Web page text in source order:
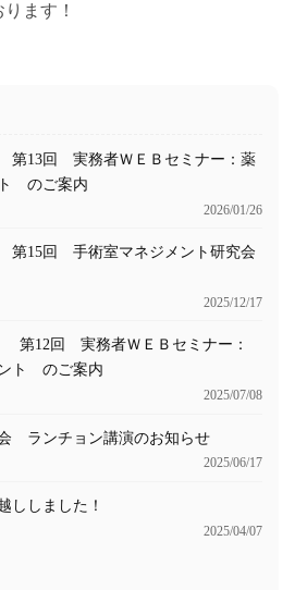
ます！
第13回 実務者ＷＥＢセミナー：薬
のご案内
2026/01/26
第15回 手術室マネジメント研究会
2025/12/17
第12回 実務者ＷＥＢセミナー：
ト のご案内
2025/07/08
ランチョン講演のお知らせ
2025/06/17
ししました！
2025/04/07